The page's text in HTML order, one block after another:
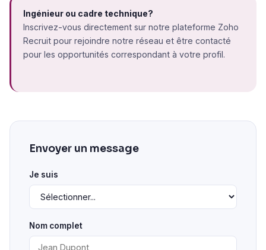
Ingénieur ou cadre technique?
Inscrivez-vous directement sur notre plateforme Zoho
Recruit pour rejoindre notre réseau et être contacté
pour les opportunités correspondant à votre profil.
Envoyer un message
Je suis
Nom complet